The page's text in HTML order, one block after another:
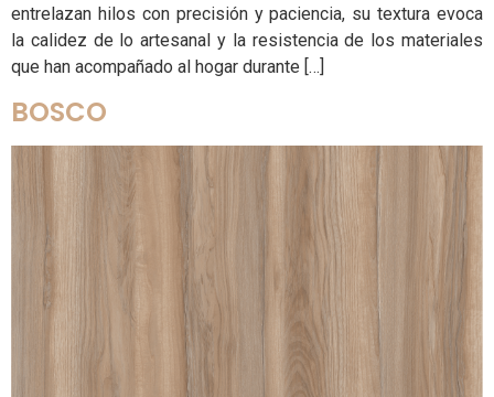
entrelazan hilos con precisión y paciencia, su textura evoca
la calidez de lo artesanal y la resistencia de los materiales
que han acompañado al hogar durante […]
BOSCO